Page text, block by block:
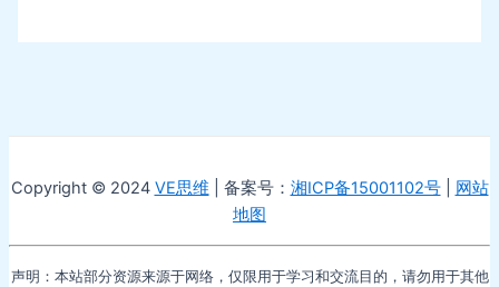
Copyright © 2024 VE思维 | 备案号： 湘ICP备15001102号| 网站
地图
声明：本站部分资源来源于网络，仅限用于学习和交流目的，请勿用于其他